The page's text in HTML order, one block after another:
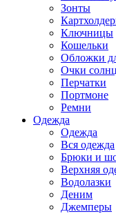
Зонты
Ключницы
Кошельки
Обложки
Очки
Перчатки
Портмоне
Ремни
Одежда
Одежда
Вся одежда
Брюки и
Верхняя
Водолазки
Деним
Джемперы